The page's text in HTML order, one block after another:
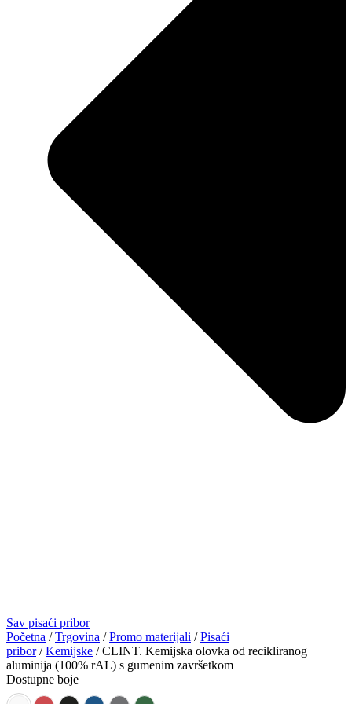
Sav pisaći pribor
Početna /Trgovina /Promo materijali /Pisaći
pribor/Kemijske / CLINT. Kemijska olovka od recikliranog
aluminija (100% rAL) s gumenim završetkom
Dostupne boje